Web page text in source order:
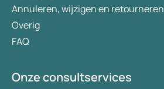
Annuleren, wijzigen en retourneren
Overig
FAQ
Onze consultservices